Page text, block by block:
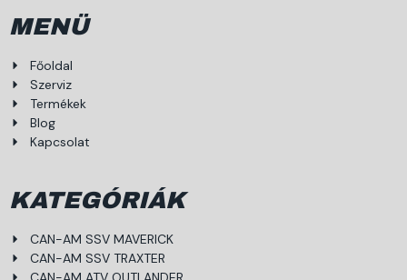
MENÜ
Főoldal
Szerviz
Termékek
Blog
Kapcsolat
KATEGÓRIÁK
CAN-AM SSV MAVERICK
CAN-AM SSV TRAXTER